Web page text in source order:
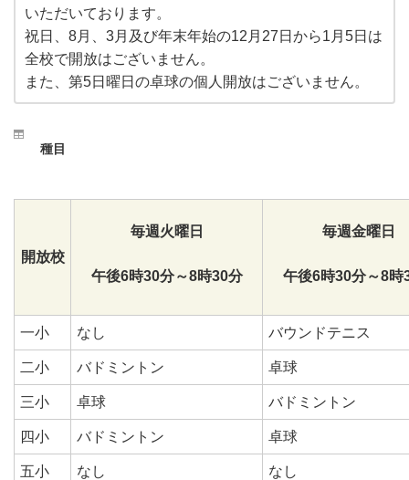
いただいております。
祝日、8月、3月及び年末年始の12月27日から1月5日は
全校で開放はございません。
また、第5日曜日の卓球の個人開放はございません。
種目
開放校
毎週火曜日
午後6時30分～8時30分
毎週金曜日
午後6時30分～8時
一小 なし バウンドテニス
二小 バドミントン 卓球
三小 卓球 バドミントン
四小 バドミントン 卓球
五小 なし なし